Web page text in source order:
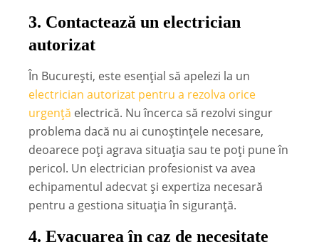
3. Contactează un electrician
autorizat
În București, este esențial să apelezi la un
electrician autorizat pentru a rezolva orice
urgență electrică. Nu încerca să rezolvi singur
problema dacă nu ai cunoștințele necesare,
deoarece poți agrava situația sau te poți pune în
pericol. Un electrician profesionist va avea
echipamentul adecvat și expertiza necesară
pentru a gestiona situația în siguranță.
4. Evacuarea în caz de necesitate